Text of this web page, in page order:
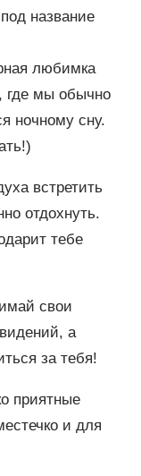
название
любимка
где мы обычно
ночному сну.
встретить
отдохнуть.
тебе
свои
а
за тебя!
приятные
и для